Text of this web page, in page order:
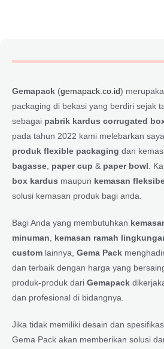
Gemapack (gemapack.co.id)
packaging di bekasi yang berdiri sejak
sebagai pabrik kardus corrugated
pada tahun 2022 kami melebarkan
produk flexible packaging dan
bagasse paper cup & paper bowl .
box kardus maupun kemasan
solusi kemasan produk bagi anda.
Bagi Anda yang membutuhkan
minuman
kemasan ramah
custom lainnya, Gema Pack
dan terbaik dengan harga yang
produk-produk dari Gemapack
dan profesional di bidangnya.
Jika tidak memiliki desain dan
Gema Pack akan memberikan solusi